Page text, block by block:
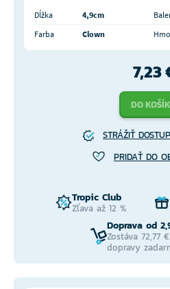
Dĺžka 4,9cm
Farba
Clown
7,23
DO
STRÁŽIŤ
PRIDAŤ DO
Tropic Club
Zľava až 12 %
Doprava od
Zostáva 72,77
dopravy